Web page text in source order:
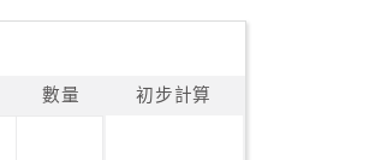
數量 初步計算